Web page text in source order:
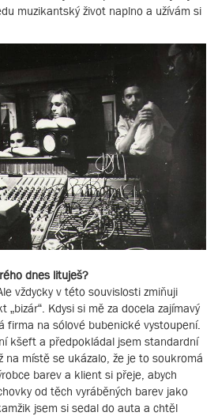
muzikantský život naplno a užívám si
dnes lituješ?
vždycky v této souvislosti zmiňuji
Kdysi si mě za docela zajímavý
firma na sólové bubenické vystoupení.
kšeft a předpokládal jsem standardní
na místě se ukázalo, že je to soukromá
barev a klient si přeje, abych
od těch vyráběných barev jako
jsem si sedal do auta a chtěl